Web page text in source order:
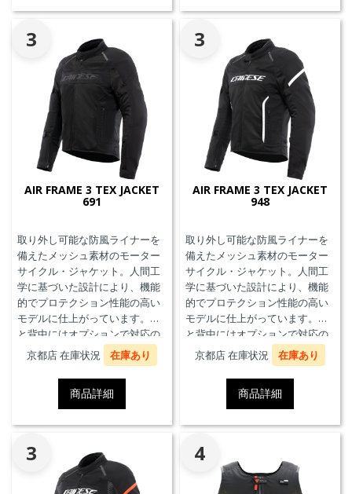
3
AIR FRAME 3 TEX JACKET
691
取り外し可能な防風ライナーを
備えたメッシュ素材のモーター
サイクル・ジャケット。人間工
学に基づいた設計により、機能
的でプロテクション性能の高い
モデルに仕上がっています。胸
と背中にはオプションで対応の
プロテクターを装着することが
できます。また、防水の内ポケ
ット、EN17092クラスA認証、パ
ンツと接続可能なファスナーを
備えています。
京都店 在庫状況 在庫あり
商品詳細
3
AIR FRAME 3 TEX JACKET
948
取り外し可能な防風ライナーを
備えたメッシュ素材のモーター
サイクル・ジャケット。人間工
学に基づいた設計により、機能
的でプロテクション性能の高い
モデルに仕上がっています。胸
と背中にはオプションで対応の
プロテクターを装着することが
できます。また、防水の内ポケ
ット、EN17092クラスA認証、パ
ンツと接続可能なファスナーを
備えています。
京都店 在庫状況 在庫あり
商品詳細
3 4